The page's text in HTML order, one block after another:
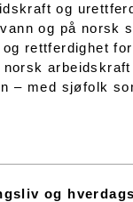
og
og på norsk
rettferdighet
– med sjøfolk
og